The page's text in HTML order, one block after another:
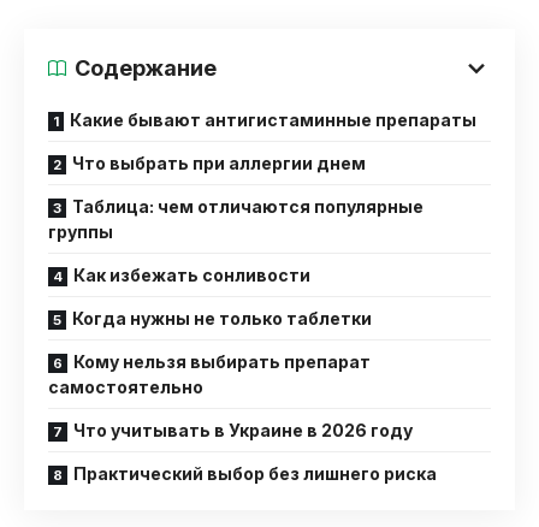
Содержание
Какие бывают антигистаминные препараты
Что выбрать при аллергии днем
Таблица: чем отличаются популярные
группы
Как избежать сонливости
Когда нужны не только таблетки
Кому нельзя выбирать препарат
самостоятельно
Что учитывать в Украине в 2026 году
Практический выбор без лишнего риска